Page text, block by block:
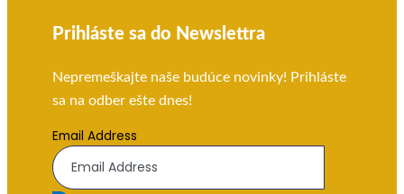
Prihláste sa do Newslettra
Nepremeškajte naše budúce novinky! Prihláste
sa na odber ešte dnes!
Email Address